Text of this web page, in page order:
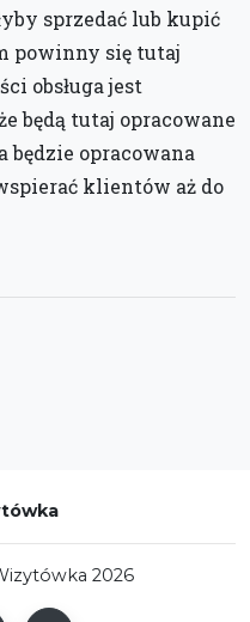
sprzedać lub kupić
powinny się tutaj
obsługa jest
będą tutaj opracowane
będzie opracowana
klientów aż do
2026